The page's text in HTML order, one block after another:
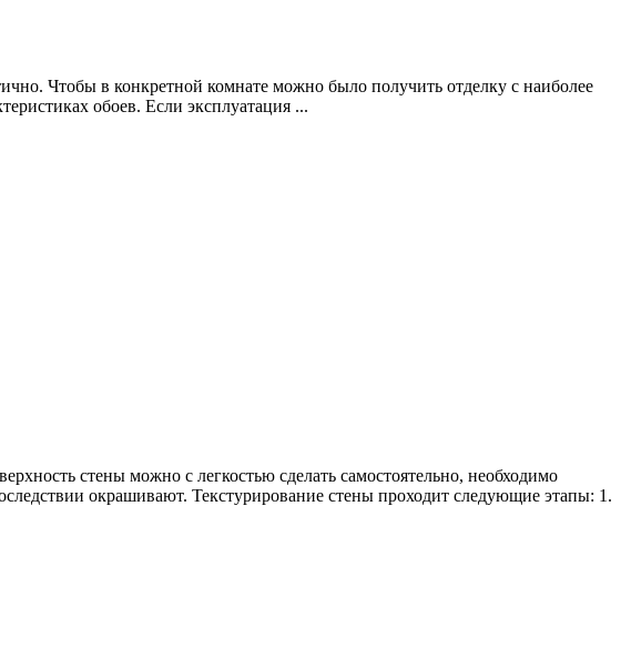
Чтобы в конкретной комнате можно было получить отделку с наиболее
обоев. Если эксплуатация ...
стены можно с легкостью сделать самостоятельно, необходимо
окрашивают. Текстурирование стены проходит следующие этапы: 1.